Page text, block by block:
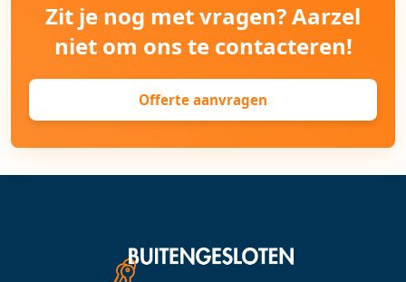
Zit je nog met vragen? Aarzel
niet om ons te contacteren!
Offerte aanvragen